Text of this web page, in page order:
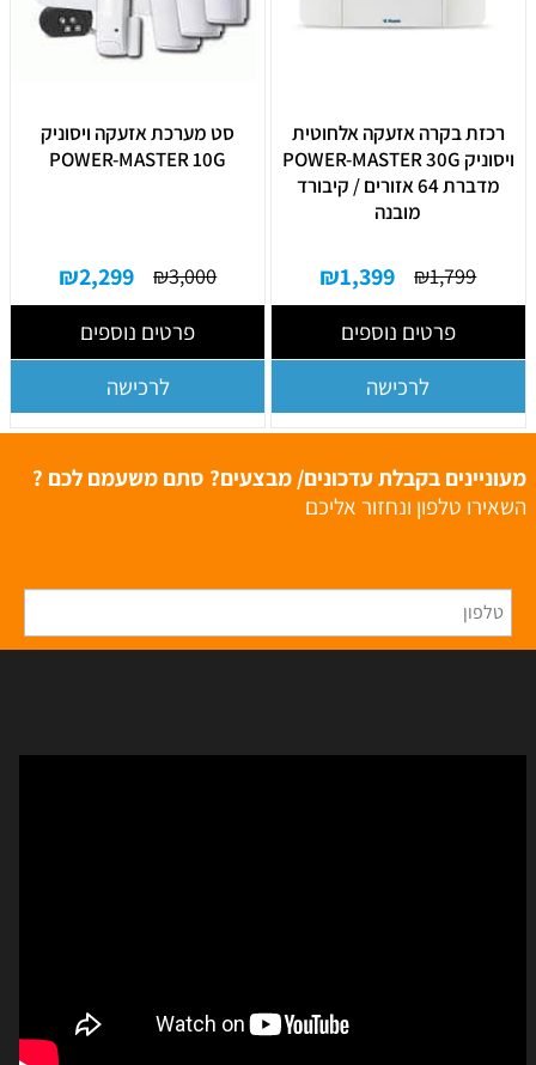
רכזת בקרה אזעקה אלחוטית
ויסוניק POWER-MASTER 30G
מדברת 64 אזורים / קיבורד
מובנה
₪1,799
₪1,399
פרטים נוספים
לרכישה
סט מערכת אזעקה ויסוניק
POWER-MASTER 10G
₪3,000
₪2,299
פרטים נוספים
לרכישה
מעוניינים בקבלת עדכונים/ מבצעים? סתם משעמם לכם ?
השאירו טלפון ונחזור אליכם